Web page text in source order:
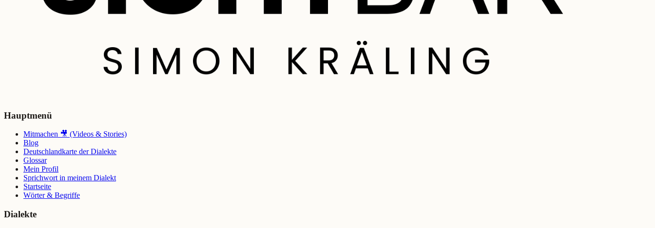
Hauptmenü
Mitmachen 🎥 (Videos & Stories)
Blog
Deutschlandkarte der Dialekte
Glossar
Mein Profil
Sprichwort in meinem Dialekt
Startseite
Wörter & Begriffe
Dialekte